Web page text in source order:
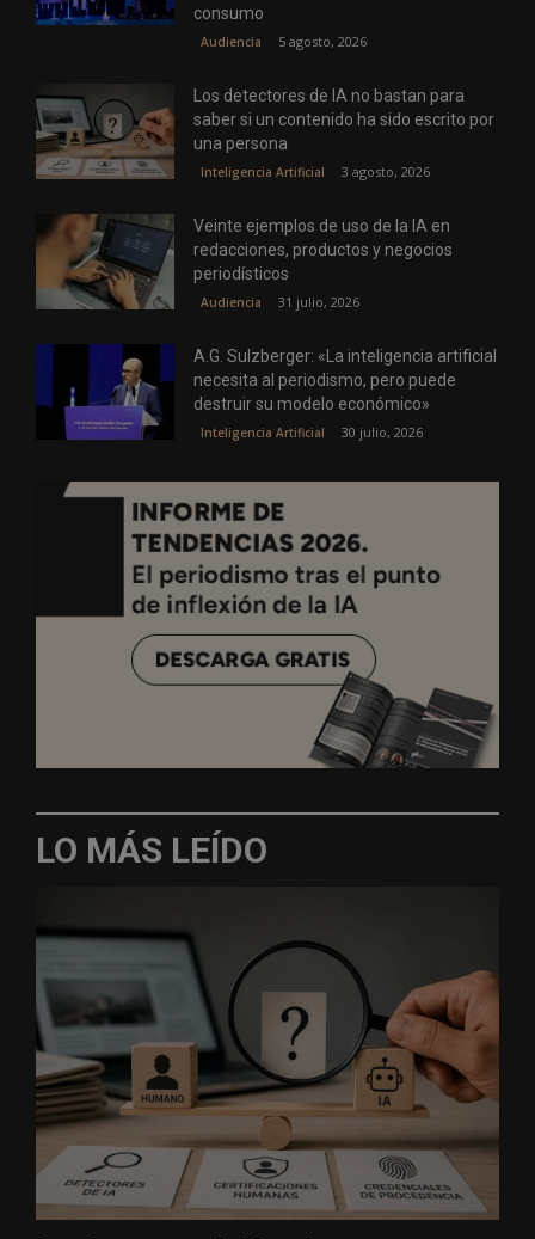
consumo
Audiencia 5 agosto, 2026
Los detectores de IA no bastan para
saber si un contenido ha sido escrito por
una persona
Inteligencia Artificial 3 agosto, 2026
Veinte ejemplos de uso de la IA en
redacciones, productos y negocios
periodísticos
Audiencia 31 julio, 2026
A.G. Sulzberger: «La inteligencia artificial
necesita al periodismo, pero puede
destruir su modelo económico»
Inteligencia Artificial 30 julio, 2026
LO MÁS LEÍDO